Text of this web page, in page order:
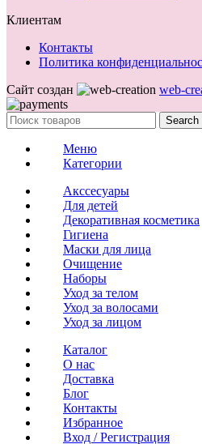
Клиентам
Контакты
Политика
Сайт создан
web-
Search
Меню
Категории
Акссесуары
Для детей
Декоративная косметика
Гигиена
Маски для лица
Очищение
Наборы
Уход за телом
Уход за волосами
Уход за лицом
Каталог
О нас
Доставка
Блог
Контакты
Избранное
Вход / Регистрация